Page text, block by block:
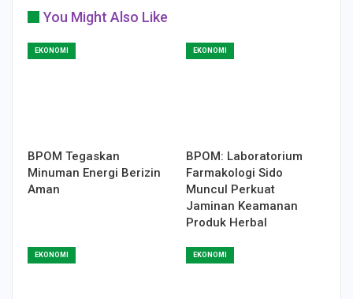
You Might Also Like
EKONOMI
BPOM Tegaskan
Minuman Energi Berizin
Aman
EKONOMI
BPOM: Laboratorium
Farmakologi Sido
Muncul Perkuat
Jaminan Keamanan
Produk Herbal
EKONOMI EKONOMI